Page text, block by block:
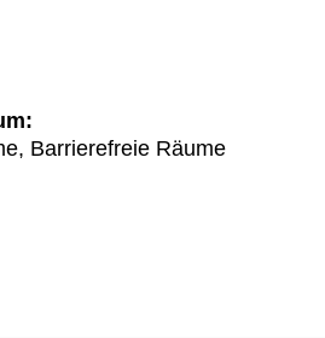
Barrierefreie Räume